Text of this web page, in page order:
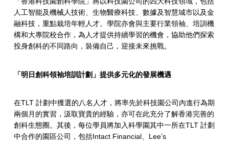
人工智能及機械人技術、生物醫療科技、數據及智慧城市以及金
融科技，重點栽培年輕人才。學院亦會與主要行業領袖、培訓機
構和大專院校合作，為人才提供持續學習的機會，協助他們探索
投身創科的不同路向，裝備自己，迎接未來挑戰。
「明日創科領袖培訓計劃」提供多元化的發展機遇
在TLT 計劃中獲選的八名人才，將率先於科技園公司內進行為期
兩個月的實習，汲取寶貴的經驗，亦可在此充分了解香港完善的
創科生態圈。其後，每位學員將加入科學園其中一所在TLT 計劃
中合作的園區公司，包括Intact Financial、Lee’s